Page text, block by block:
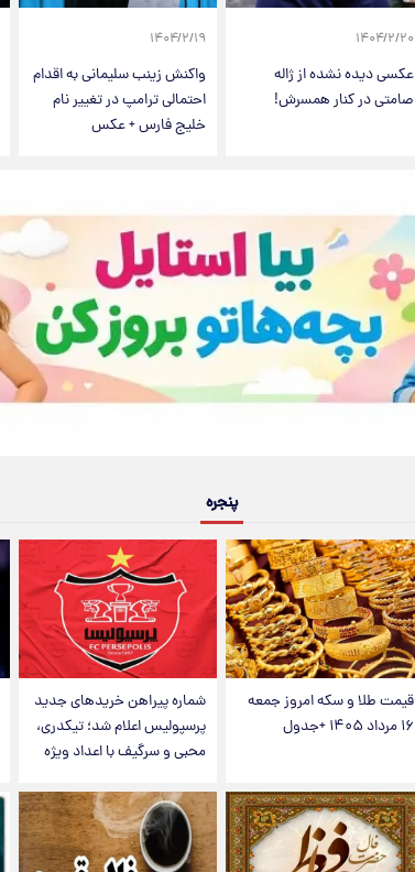
۱۴۰۴/۲/۲۰
عکسی دیده نشده از ژاله
صامتی در کنار همسرش!
۱۴۰۴/۲/۱۹
واکنش زینب سلیمانی به اقدام
احتمالی ترامپ در تغییر نام
خلیج فارس + عکس
پنجره
قیمت طلا و سکه امروز جمعه
۱۶ مرداد ۱۴۰۵ +جدول
شماره پیراهن خریدهای جدید
پرسپولیس اعلام شد؛ تیکدری،
محبی و سرگیف با اعداد ویژه